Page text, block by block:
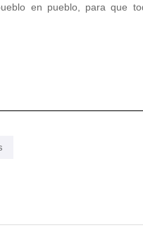
en pueblo, para que